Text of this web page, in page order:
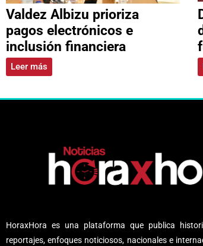
Valdez Albizu prioriza
pagos electrónicos e
inclusión financiera
Leer más
HoraxHora es una plataforma que publica
reportajes, enfoques noticiosos, nacionales e